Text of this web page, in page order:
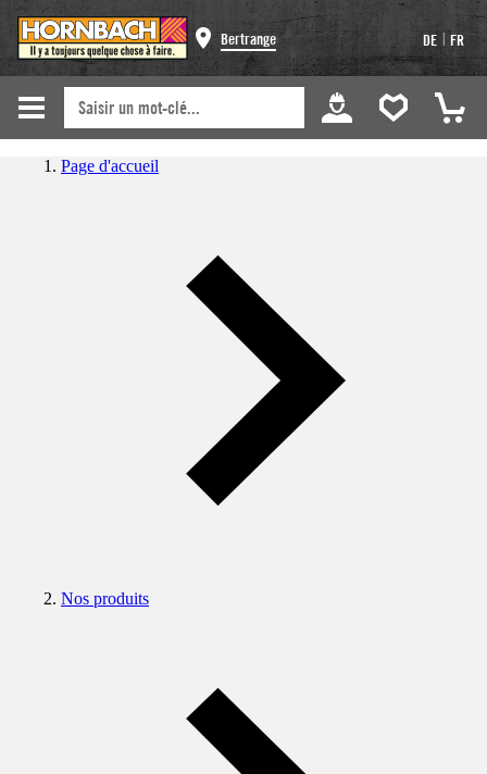
Bertrange DE | FR
Page d'accueil
Nos produits